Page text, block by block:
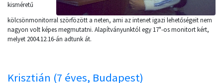
kisméretű
kölcsönmonitorral szörfözött a neten, ami az intenet igazi lehetőségeit nem
nagyon volt képes megmutatni. Alapítványunktól egy 17"-os monitort kért,
melyet 2004.12.16-án adtunk át.
Krisztián (7 éves, Budapest)